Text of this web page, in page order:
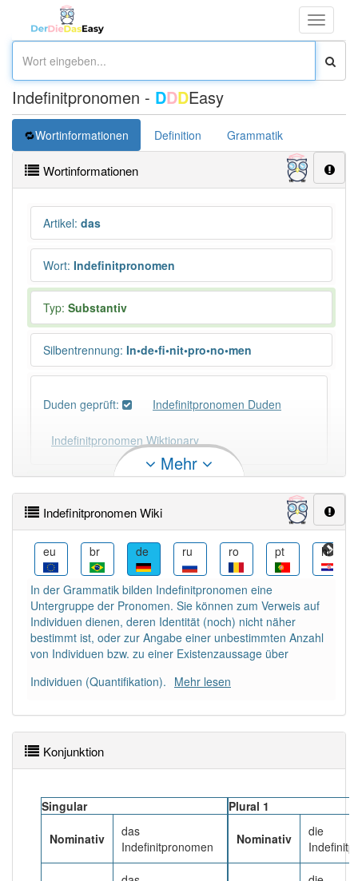
Toggle
Indefinitpronomen - DDDEasy
Wortinformationen Definition Grammatik
Wortinformationen
Artikel: das
Wort: Indefinitpronomen
Typ: Substantiv
Silbentrennung: In•de•fi•nit•pro•no•men
Duden geprüft: Indefinitpronomen Duden
Indefinitpronomen Wiktionary
PowerIndex:3
Häufigkeit: 2 von 10
Wörter mit Endung-indefinitpronomen: 1
Wörter mit Endung-indefinitpronomenaber mit
einem anderen Artikeldas: 0
Das Wort wird häufig verwendet im Bereich
Sprachwissenschaft
85% unserer Spielapp-Nutzer haben den Artikel
korrekt erraten.
Mehr
Indefinitpronomen Wiki
eu br de ru ro pt hr
In der Grammatik bilden Indefinitpronomen eine
Untergruppe der Pronomen. Sie können zum Verweis auf
Individuen dienen, deren Identität (noch) nicht näher
bestimmt ist, oder zur Angabe einer unbestimmten Anzahl
von Individuen bzw. zu einer Existenzaussage über
Individuen (Quantifikation). Mehr lesen
Konjunktion
Singular
Nominativ
das
Indefinitpronomen
Plural 1
Nominativ
die